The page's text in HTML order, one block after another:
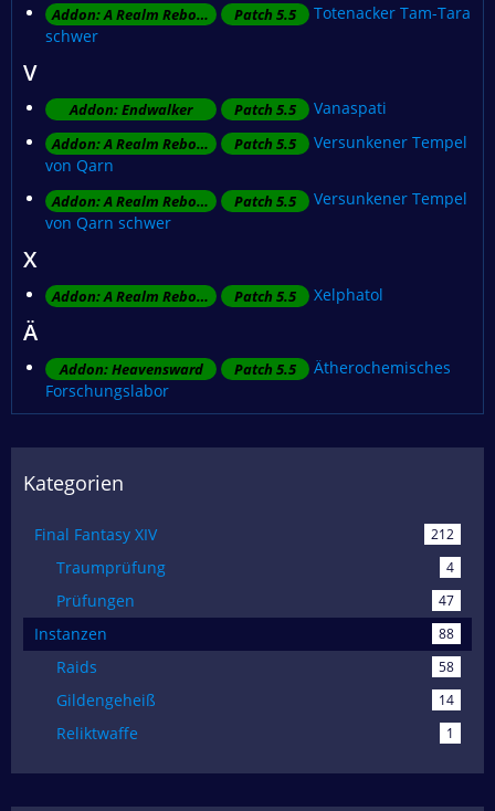
Addon: A Realm Reborn Patch 5.5
Totenacker Tam-Tara
schwer
V
Addon: Endwalker Patch 5.5 Vanaspati
Addon: A Realm Reborn Patch 5.5
Versunkener Tempel
von Qarn
Addon: A Realm Reborn Patch 5.5
Versunkener Tempel
von Qarn schwer
X
Addon: A Realm Reborn Patch 5.5 Xelphatol
Ä
Addon: Heavensward Patch 5.5
Ätherochemisches
Forschungslabor
Kategorien
Final Fantasy XIV 212
Traumprüfung 4
Prüfungen 47
Instanzen 88
Raids 58
Gildengeheiß 14
Reliktwaffe 1